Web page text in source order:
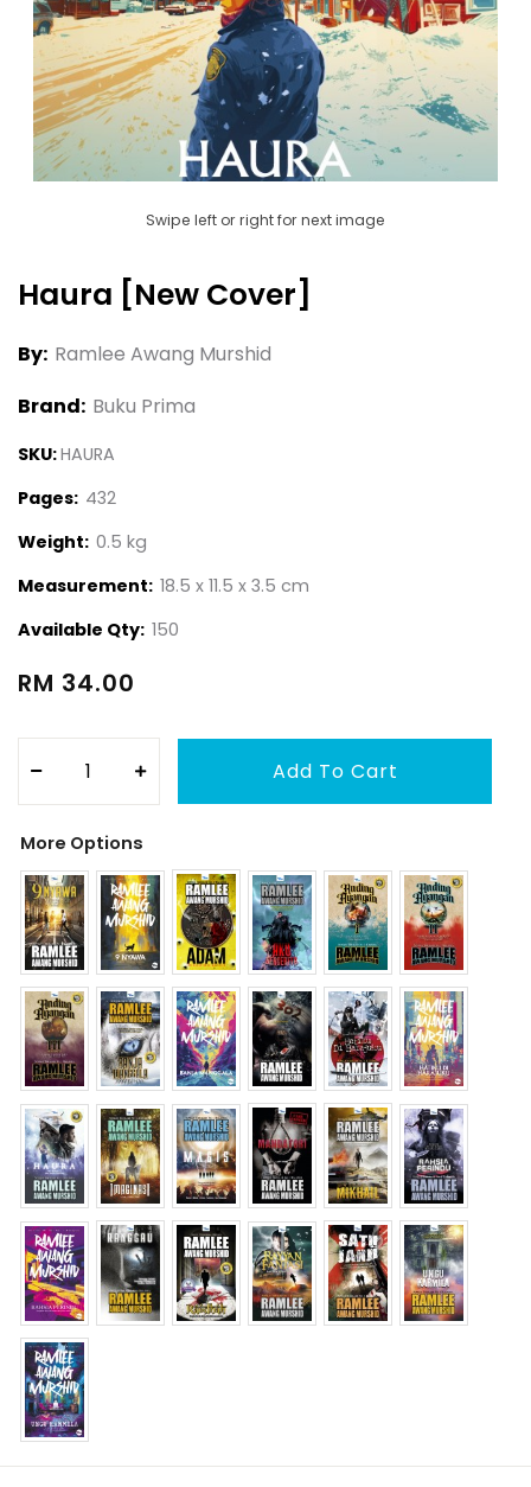
Swipe left or right for next image
Haura [new Cover]
By: Ramlee Awang Murshid
Brand: Buku Prima
SKU:HAURA
Pages: 432
Weight: 0.5 kg
Measurement: 18.5 x 11.5 x 3.5 cm
Available Qty: 150
RM 34.00
More Options